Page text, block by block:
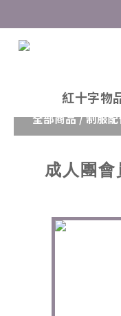
紅十字物
全部商品/制服
成人團會